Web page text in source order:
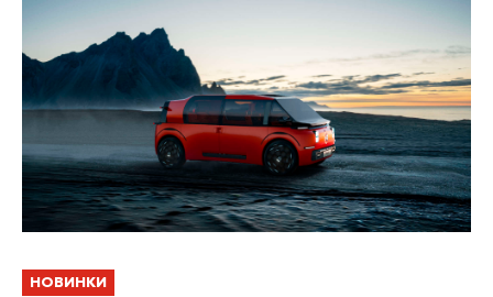
НОВИНКИ